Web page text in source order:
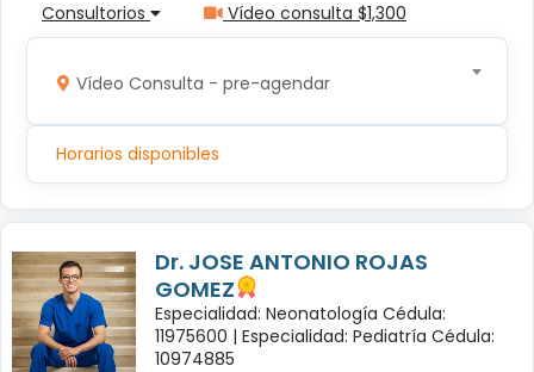
Consultorios Vídeo consulta $1,300
Vídeo Consulta - pre-agendar
Horarios disponibles
Dr. JOSE ANTONIO ROJAS
GOMEZ
Especialidad: Neonatología Cédula:
11975600 | Especialidad: Pediatría Cédula:
10974885